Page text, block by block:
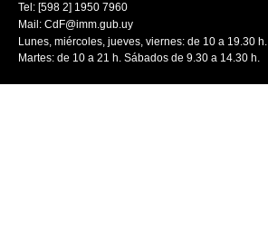
Tel: [598 2] 1950 7960
Mail: CdF@imm.gub.uy
Lunes, miércoles, jueves, viernes: de 10 a 19.30 h.
Martes: de 10 a 21 h. Sábados de 9.30 a 14.30 h.